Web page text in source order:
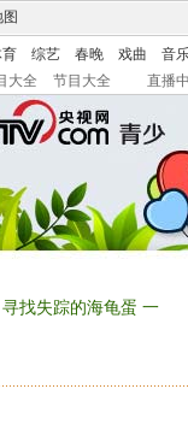
综艺 春晚 戏曲 音
大全 节目大全 直播
寻找失踪的海龟蛋 一